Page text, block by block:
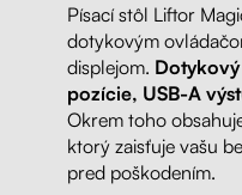
Písací stôl Liftor
dotykovým
displejom.
pozície, USB-A
Okrem toho
ktorý zaisťuje vašu
pred poškodením.